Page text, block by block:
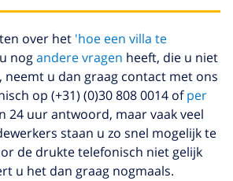
US$ 8,80 per persoon , te
betalen bij aankomst
US$ 4,19 per dag , te betalen bij
aankomst
US$ 17,59 per persoon
US$ 8,80 per persoon , te
betalen bij aankomst
over het 'hoe een villa te
nogandere vragen heeft, die u niet
u dan graag contact met ons
op (+31) (0)30 808 0014 ofper
24 uur antwoord, maar vaak veel
staan u zo snel mogelijk te
de drukte telefonisch niet gelijk
u het dan graag nogmaals.